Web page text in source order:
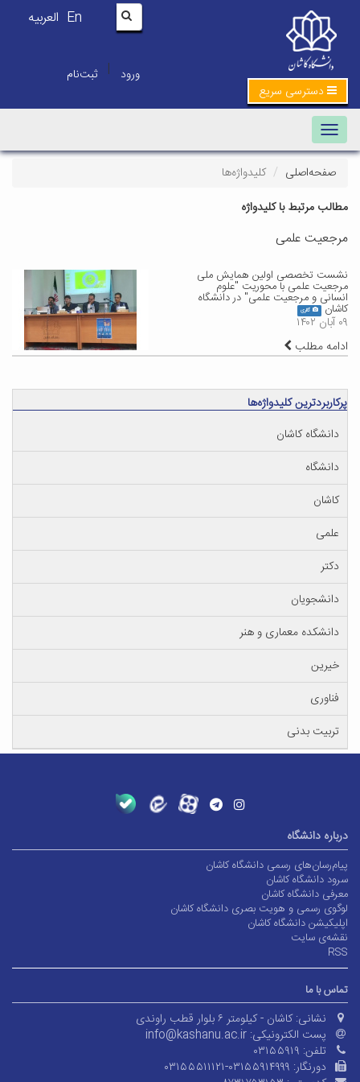
En العربیه
ورود | ثبت‌نام
دسترسی سریع
Toggle navigation
صفحه‌اصلی
کلیدواژه‌ها
مطالب مرتبط با کلیدواژه
مرجعیت علمی
نشست تخصصی اولین همایش ملی
مرجعیت علمی با محوریت "علوم
انسانی و مرجعیت علمی" در دانشگاه
کاشان گالری
۰۹ آبان ۱۴۰۲
ادامه مطلب
پرکاربردترین کلیدواژه‌ها
دانشگاه کاشان
دانشگاه
کاشان
علمی
دکتر
دانشجویان
دانشکده معماری و هنر
خیرین
فناوری
تربیت بدنی
درباره دانشگاه
پیام‌رسان‌های رسمی دانشگاه کاشان
سرود دانشگاه کاشان
معرفی دانشگاه کاشان
لوگوی رسمی و هویت بصری دانشگاه کاشان
اپلیکیشن دانشگاه کاشان
نقشه‌ی سایت
RSS
تماس با ما
نشانی: کاشان - کیلومتر ۶ بلوار قطب راوندی
پست الکترونیکی: info@kashanu.ac.ir
تلفن: ۰۳۱۵۵۹۱۹
دورنگار: ۰۳۱۵۵۵۱۱۱۲۱-۰۳۱۵۵۹۱۴۹۹۹